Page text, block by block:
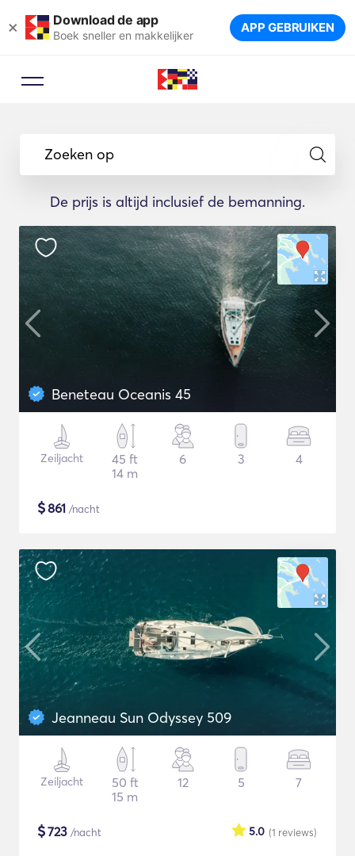
× Download de app
Boek sneller en makkelijker APP GEBRUIKEN
Zoeken op
De prijs is altijd inclusief de bemanning.
Beneteau Oceanis 45
Zeiljacht
45 ft
14 m
6 3 4
$861 /nacht
Jeanneau Sun Odyssey 509
Zeiljacht
50 ft
15 m
12 5 7
$723 /nacht (1 reviews)
5.0